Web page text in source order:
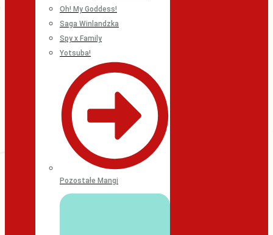
Oh! My Goddess!
Saga Winlandzka
Spy x Family
Yotsuba!
Pozostałe Mangi